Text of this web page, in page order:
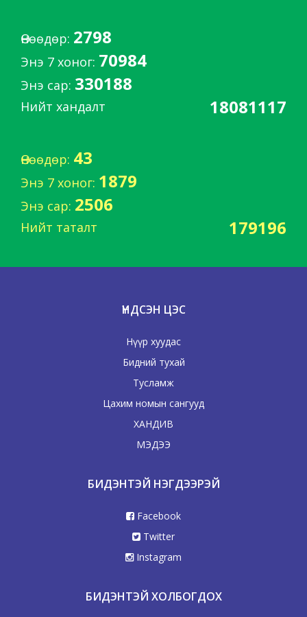
Өнөөдөр: 2798
Энэ 7 хоног: 70984
Энэ сар: 330188
Нийт хандалт 18081117
Өнөөдөр: 43
Энэ 7 хоног: 1879
Энэ сар: 2506
Нийт таталт 179196
ҮНДСЭН ЦЭС
Нүүр хуудас
Бидний тухай
Тусламж
Цахим номын сангууд
ХАНДИВ
МЭДЭЭ
БИДЭНТЭЙ НЭГДЭЭРЭЙ
Facebook
Twitter
Instagram
БИДЭНТЭЙ ХОЛБОГДОХ